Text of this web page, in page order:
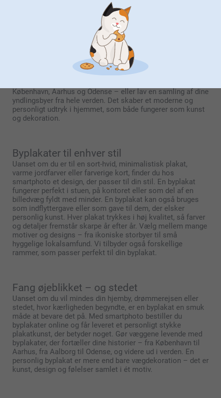
smartphoto kan du nemt lave din egen byplakat online.
Vælg mellem mange danske designs, farver og skrifttyper,
og tilpas kortet med det område, der betyder mest for dig.
Skal det være hele byen, kvarteret hvor du bor, eller måske
en særlig park, strand eller vej? Du bestemmer. Når du har
valgt stedet, kan du tilføje koordinater, dato eller en kort
personlig tekst – og du kan også tilføje dine egne billeder.
Det gør hver byplakat unik: et ægte minde, du selv har
skabt. Du kan også lave en serie af byplakater og hænge
København, Aarhus og Odense – eller lav en samling af dine
yndlingsbyer fra hele verden. Det skaber et moderne og
personligt udtryk i hjemmet, som både fungerer som kunst
og dekoration.
Byplakater til enhver stil
Uanset om du er til en sort-hvid, minimalistisk plakat,
varme jordfarver eller farverige kort, finder du hos
smartphoto et design, der passer til din stil. En byplakat
fungerer perfekt i stuen, på kontoret eller som del af en
billedvæg fyldt med minder. En byplakat kan også bruges
som indflyttergave eller som gave til dem, der elsker
personlig kunst. Hver plakat trykkes i høj kvalitet, så farver
og detaljer fremstår skarpe år efter år. Vælg mellem mange
motiver og designs – fra ikoniske storbyer til små
hyggelige lokalsamfund. Vi tilbyder også forskellige
rammer, som passer perfekt til din byplakat.
Fang øjeblikket – og stedet
Uanset om du vil mindes din hjemby, drømmerejsen eller
stedet, hvor kærligheden begyndte, er en byplakat en smuk
måde at bevare det på. Med smartphoto bestiller du
byplakater online og får leveret et personligt stykke
plakatkunst, der betyder noget. Gør væggene levende med
byplakater, der fortæller dine historier – fra København til
Aarhus, fra Aalborg til Odense, og videre ud i verden. En
personlig byplakat er mere end bare vægdekoration – det er
kunst, design og følelser samlet i ét motiv.